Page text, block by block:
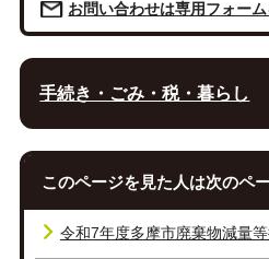
お問い合わせは専用フォーム
手続き・ごみ・税・暮らし
このページを見た人は次のペ
令和7年度多摩市廃棄物減量